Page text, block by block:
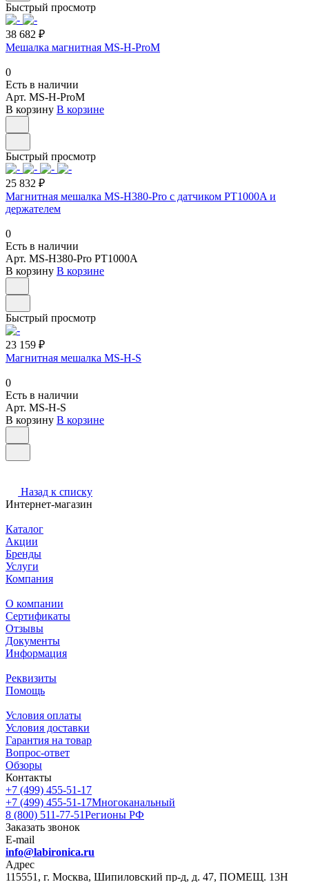
Быстрый просмотр
38 682 ₽
Мешалка магнитная MS-H-ProM
0
Есть в наличии
Арт. MS-H-ProM
В корзину В корзине
Быстрый просмотр
25 832 ₽
Магнитная мешалка MS-H380-Pro с датчиком PT1000A и
держателем
0
Есть в наличии
Арт. MS-H380-Pro PT1000A
В корзину В корзине
Быстрый просмотр
23 159 ₽
Магнитная мешалка MS-H-S
0
Есть в наличии
Арт. MS-H-S
В корзину В корзине
Назад к списку
Интернет-магазин
Каталог
Акции
Бренды
Услуги
Компания
О компании
Сертификаты
Отзывы
Документы
Информация
Реквизиты
Помощь
Условия оплаты
Условия доставки
Гарантия на товар
Вопрос-ответ
Обзоры
Контакты
+7 (499) 455-51-17
+7 (499) 455-51-17Многоканальный
8 (800) 511-77-51Регионы РФ
Заказать звонок
E-mail
info@labironica.ru
Адрес
115551, г. Москва, Шипиловский пр-д, д. 47, ПОМЕЩ. 13Н